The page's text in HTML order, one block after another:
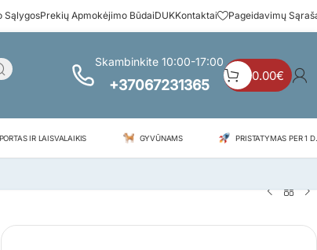
SąlygosPrekių Apmokėjimo BūdaiDUKKontaktai Pageidavimų
Skambinkite 10:00-17:00
+37067231365
0.00€
IR LAISVALAIKIS GYVŪNAMS PRISTATYMAS PER 1